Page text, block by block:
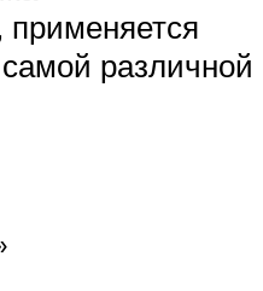
применяется
различной